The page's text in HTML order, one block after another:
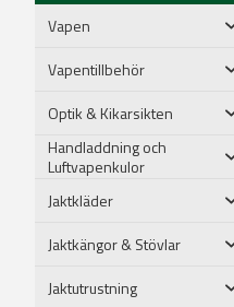
Vapen
Vapentillbehör
Optik & Kikarsikten
Handladdning och
Luftvapenkulor
Jaktkläder
Jaktkängor & Stövlar
Jaktutrustning